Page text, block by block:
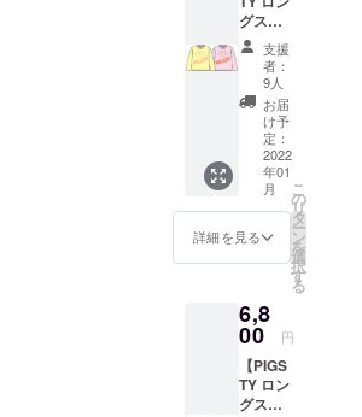
援」が
可能で
す。 も
ちろ
ん、お
気持ち
で構い
ませ
ん。閉
じる
メール
アドレ
ス必要
予定
日：
2022年
02月
グス
リーブT
シャツ
A】 カ
ラー：
ライト
イエ
ロー/ベ
ビーピ
ンク サ
イズ：
S、M、
L、
XL、
考欄に
ご希望
のサイ
ズを記
載して
くださ
支援
者：
9人
お届
け予
定：
2022
年01
月
詳細を見る
こ
の
リ
タ
ー
ン
を
選
択
す
る
6,8
00 円
【PIGS
TY ロン
グス